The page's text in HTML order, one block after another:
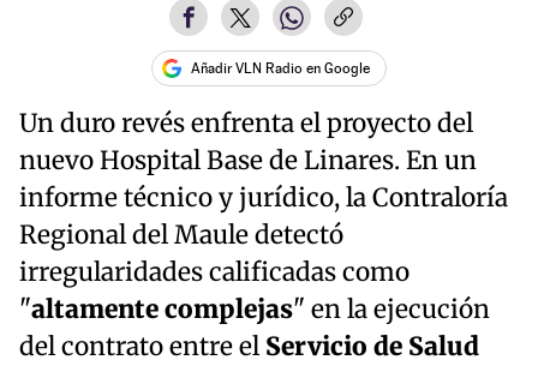
Añadir VLN Radio en Google
Un duro revés enfrenta el proyecto del
nuevo Hospital Base de Linares. En un
informe técnico y jurídico, la Contraloría
Regional del Maule detectó
irregularidades calificadas como
"altamente complejas" en la ejecución
del contrato entre el Servicio de Salud